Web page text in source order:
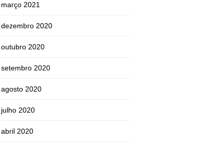
março 2021
dezembro 2020
outubro 2020
setembro 2020
agosto 2020
julho 2020
abril 2020